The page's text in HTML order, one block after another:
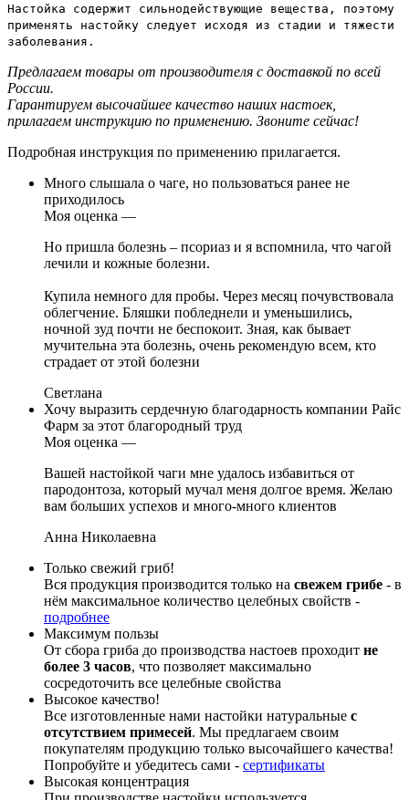
Настойка содержит сильнодействующие вещества, поэтому
применять настойку следует исходя из стадии и тяжести
заболевания.
Предлагаем товары от производителя с доставкой по всей
России.
Гарантируем высочайшее качество наших настоек,
прилагаем инструкцию по применению. Звоните сейчас!
Подробная инструкция по применению прилагается.
Много слышала о чаге, но пользоваться ранее не
приходилось
Моя оценка —
Но пришла болезнь – псориаз и я вспомнила, что чагой
лечили и кожные болезни.
Купила немного для пробы. Через месяц почувствовала
облегчение. Бляшки побледнели и уменьшились,
ночной зуд почти не беспокоит. Зная, как бывает
мучительна эта болезнь, очень рекомендую всем, кто
страдает от этой болезни
Светлана
Хочу выразить сердечную благодарность компании Райс
Фарм за этот благородный труд
Моя оценка —
Вашей настойкой чаги мне удалось избавиться от
пародонтоза, который мучал меня долгое время. Желаю
вам больших успехов и много-много клиентов
Анна Николаевна
Только свежий гриб!
Вся продукция производится только на свежем грибе - в
нём максимальное количество целебных свойств -
подробнее
Максимум пользы
От сбора гриба до производства настоев проходит не
более 3 часов, что позволяет максимально
сосредоточить все целебные свойства
Высокое качество!
Все изготовленные нами настойки натуральные с
отсутствием примесей. Мы предлагаем своим
покупателям продукцию только высочайшего качества!
Попробуйте и убедитесь сами - сертификаты
Высокая концентрация